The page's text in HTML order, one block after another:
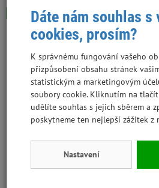
Limara seno prosívané 150 l /5
kg
SklademDáte nám souhlas s
cookies, prosím?
K správnému fungování vašeho
přizpůsobení obsahu stránek
statistickým a marketingovým
soubory cookie. Kliknutím na
udělíte souhlas s jejich sběrem a
poskytneme ten nejlepší zážitek z
Nastavení